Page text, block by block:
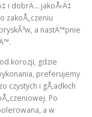
i dobrÄ… jakoÅ›Ä‡
zakoÅ„czeniu
a nastÄ™pnie
korozji, gdzie
preferujemy
czystych i gÅ‚adkich
Po
a w